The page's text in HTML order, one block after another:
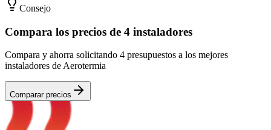
Consejo
Compara los precios de 4 instaladores
Compara y ahorra solicitando 4 presupuestos a los mejores
instaladores de Aerotermia
Comparar precios